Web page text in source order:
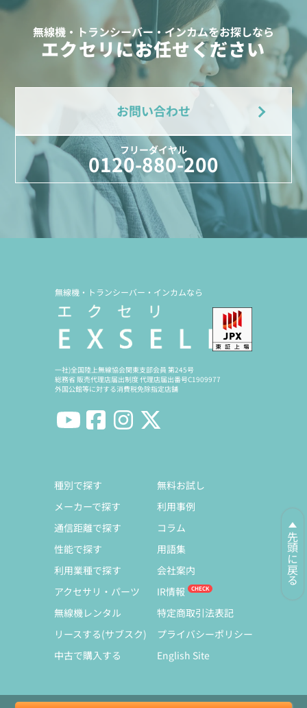
無線機・トランシーバー・インカムをお探しなら
エクセリにお任せください
お問い合わせ
フリーダイヤル
0120-880-200
先頭に戻る
無線機・トランシーバー・インカムなら
一社)全国陸上無線協会関東支部会員 第245号
総務省 販売代理店届出制度 代理店届出番号C1909977
外国公館等に対する消費税免除指定店舗
種別で探す
メーカーで探す
通信距離で探す
性能で探す
利用業種で探す
アクセサリ・パーツ
無線機レンタル
リースする(サブスク)
中古で購入する
無料お試し
利用事例
コラム
用語集
会社案内
IR情報
特定商取引法表記
プライバシーポリシー
English Site